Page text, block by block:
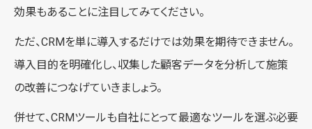
効果もあることに注目してみてください。
ただ、CRMを単に導入するだけでは効果を期待できません。
導入目的を明確化し、収集した顧客データを分析して施策
の改善につなげていきましょう。
併せて、CRMツールも自社にとって最適なツールを選ぶ必要